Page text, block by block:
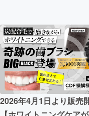
テクノロジ
映像・映画
ビジネス・
2026年4月1日より販売